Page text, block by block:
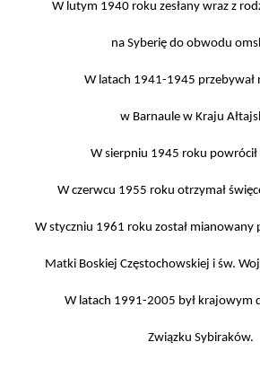
W lutym 1940 roku zesłany wraz z
na Syberię do obwodu
W latach 1941-1945 przebywał
w Barnaule w Kraju
W sierpniu 1945 roku powrócił
W czerwcu 1955 roku otrzymał
W styczniu 1961 roku został mianowany
Matki Boskiej Częstochowskiej i św.
W latach 1991-2005 był krajowym
Związku Sybiraków.